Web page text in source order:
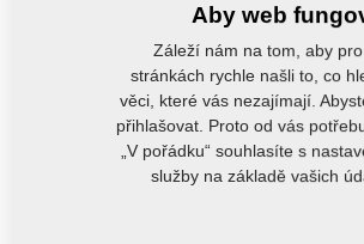
Aby web
Záleží nám na tom, aby
stránkách rychle našli to, co
věci, které vás nezajímají.
přihlašovat. Proto od vás
„V pořádku“ souhlasíte s
služby na základě vašich